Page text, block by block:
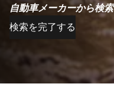
自動車メーカーから検索
検索を完了する